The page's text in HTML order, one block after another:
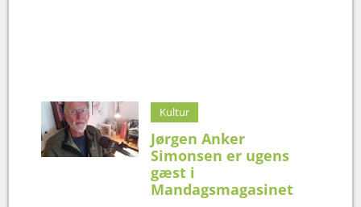
Kultur
Jørgen Anker
Simonsen er ugens
gæst i
Mandagsmagasinet